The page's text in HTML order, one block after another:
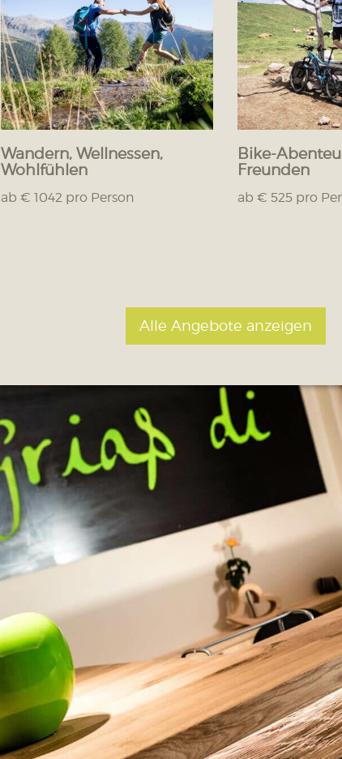
Wandern, Wellnessen,
Wohlfühlen
ab € 1042 pro Person
Bike-
Freunden
ab € 525 pro
Alle Angebote anzeigen